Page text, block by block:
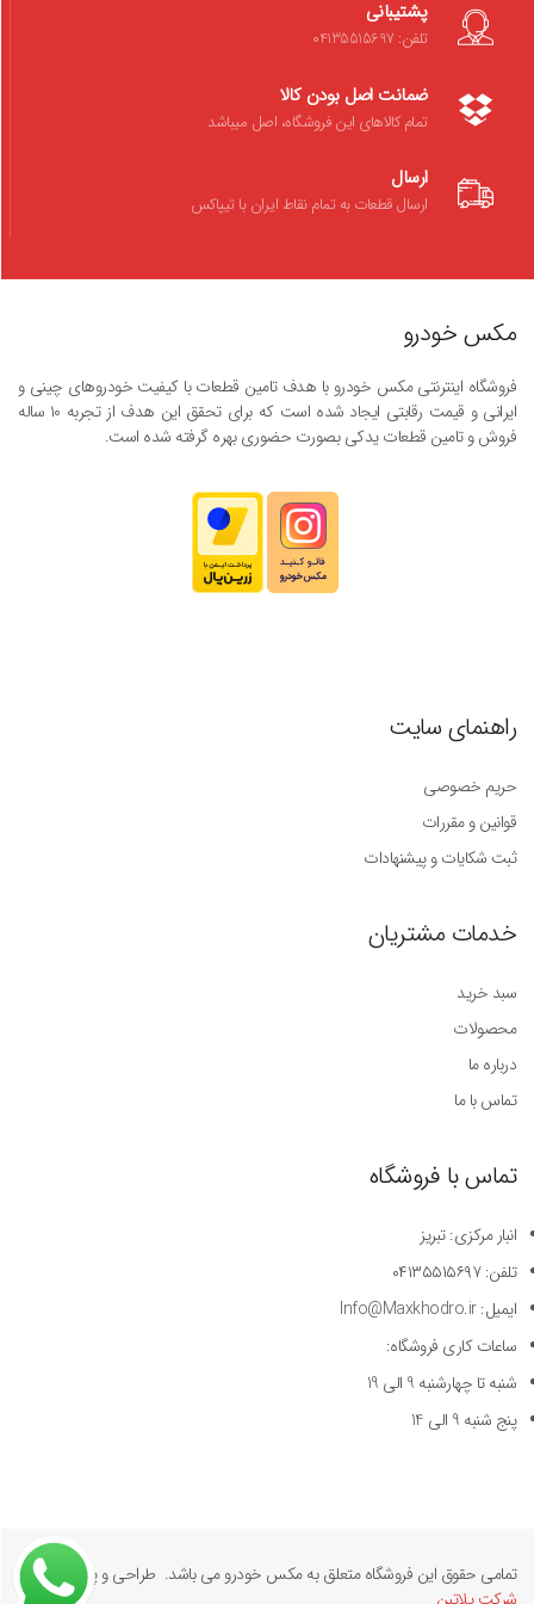
پشتیبانی
تلفن: 04135515697
ضمانت اصل بودن کالا
تمام کالاهای این فروشگاه، اصل میباشد
ارسال
ارسال قطعات به تمام نقاط ایران با تیپاکس
مکس خودرو
فروشگاه اینترنتی مکس خودرو با هدف تامین قطعات با کیفیت خودروهای چینی و
ایرانی و قیمت رقابتی ایجاد شده است که برای تحقق این هدف از تجربه ۱۰ ساله
فروش و تامین قطعات یدکی بصورت حضوری بهره گرفته شده است.
راهنمای سایت
حریم خصوصی
قوانین و مقررات
ثبت شکایات و پیشنهادات
خدمات مشتریان
سبد خرید
محصولات
درباره ما
تماس با ما
تماس با فروشگاه
انبار مرکزی: تبریز
تلفن: ۰۴۱۳۵۵۱۵۶۹۷
ایمیل: Info@Maxkhodro.ir
ساعات کاری فروشگاه:
شنبه تا چهارشنبه 9 الی 19
پنج شنبه 9 الی 14
تمامی حقوق این فروشگاه متعلق به مکس خودرو می باشد. طراحی و پیاده سازی